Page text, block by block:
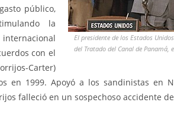
El presidente de los Estados
del Tratado del Canal de Panamá,
público,
la
con el
Carter)
en 1999. Apoyó a los sandinistas en
falleció en un sospechoso accidente